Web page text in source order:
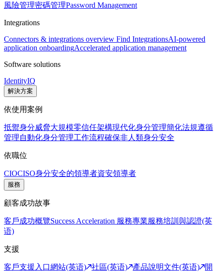
風險管理密碼管理Password Management
Integrations
Connectors & integrations overview Find IntegrationsAI-powered
application onboardingAccelerated application management
Software solutions
IdentityIQ
解決方案
依使用案例
抵禦身分威脅大規模零信任架構現代化身分管理簡化法規遵循
管理自動化身分管理工作流程確保非人類身分安全
依職位
CIOCISO身分安全的領導者資安領導者
服務
顧客成功故事
客戶成功概覽Success Acceleration 服務專業服務培訓與認證(英
语)
支援
客戶支援入口網站(英语) 社區(英语) 產品說明文件(英语)
開